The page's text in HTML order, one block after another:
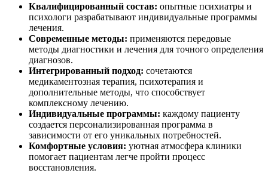
Квалифицированный состав: опытные психиатры и
психологи разрабатывают индивидуальные программы
лечения.
Современные методы: применяются передовые
методы диагностики и лечения для точного определения
диагнозов.
Интегрированный подход: сочетаются
медикаментозная терапия, психотерапия и
дополнительные методы, что способствует
комплексному лечению.
Индивидуальные программы: каждому пациенту
создается персонализированная программа в
зависимости от его уникальных потребностей.
Комфортные условия: уютная атмосфера клиники
помогает пациентам легче пройти процесс
восстановления.